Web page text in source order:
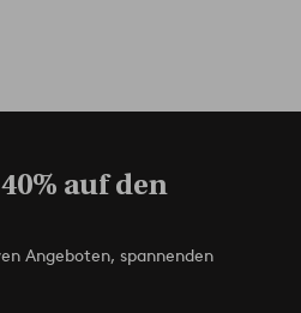
auf den
Angeboten, spannenden